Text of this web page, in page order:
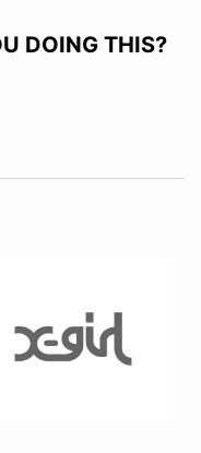
DOING THIS?